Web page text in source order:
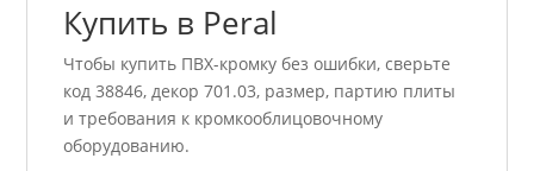
Купить в Peral
Чтобы купить ПВХ-кромку без ошибки, сверьте
код 38846, декор 701.03, размер, партию плиты
и требования к кромкооблицовочному
оборудованию.